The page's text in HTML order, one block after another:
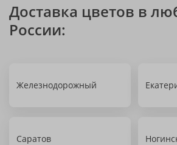
Доставка цветов в
России:
Железнодорожный
Саратов